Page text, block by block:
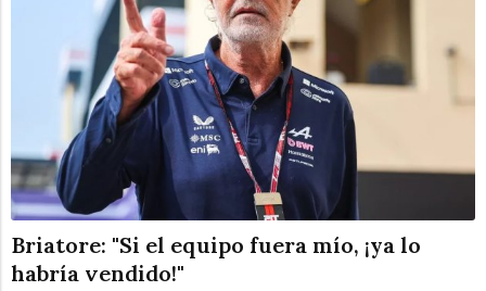
Briatore: "Si el equipo fuera mío, ¡ya lo
habría vendido!"